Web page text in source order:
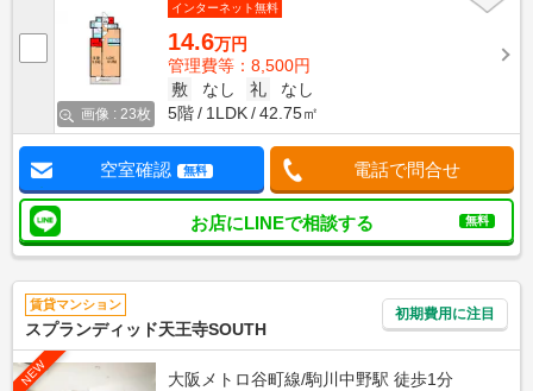
画像 : 23枚
インターネット無料
14.6万円
管理費等：8,500円
敷
なし 礼
なし
5階
1LDK 42.75㎡
空室確認 無料 電話で問合せ
お店にLINEで相談する 無料
賃貸マンション
スプランディッド天王寺SOUTH
初期費用に注目
NEW
大阪メトロ谷町線/駒川中野駅 徒歩1分